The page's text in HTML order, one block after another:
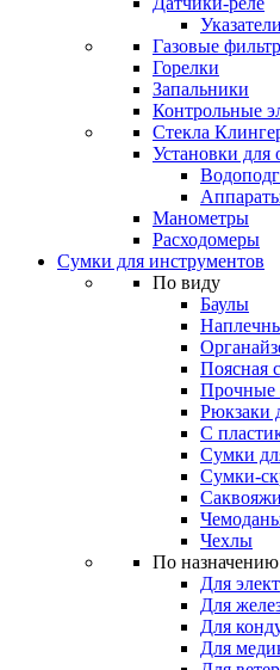
Газовые
Горелки
Запальники
Контрольные
Стекла
Установки для
Манометры
Расходомеры
Сумки для инструментов
По виду
Баулы
Поясная
Прочные
Рюкзаки
С
Сумки
Сумки-
Саквояжи
Чехлы
По назначению
Для
Для
Для
Для